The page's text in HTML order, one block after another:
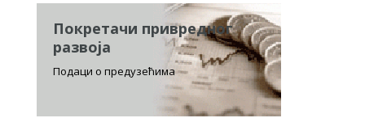
Покретачи привредног
развоја
Подаци о предузећима